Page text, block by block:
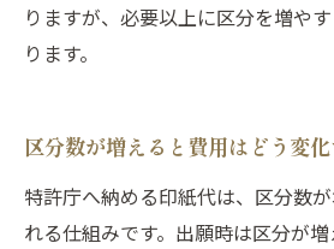
りますが、必要以上に区分を増や
ります。
区分数が増えると費用はどう変
特許庁へ納める印紙代は、区分数
れる仕組みです。出願時は区分が増